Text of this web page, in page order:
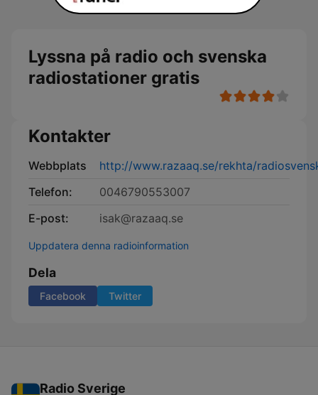
Lyssna på radio och svenska
radiostationer gratis
Kontakter
Webbplats
http://www.razaaq.se/rekhta/
Telefon:
0046790553007
E-post:
isak@razaaq.se
Uppdatera denna radioinformation
Dela
Facebook Twitter
Radio Sverige